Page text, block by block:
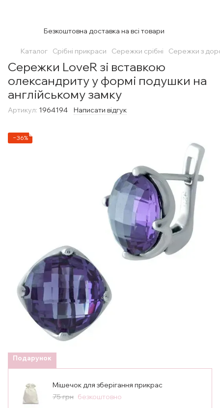
Безкоштовна доставка на всі товари
Каталог Срібні прикраси Сережки срібні Сережки з
Сережки LoveR зі вставкою
олександриту у формі подушки на
англійському замку
Артикул: 1964194 Написати відгук
−36%
Подарунок
Мішечок для зберігання прикрас
75 грн безкоштовно